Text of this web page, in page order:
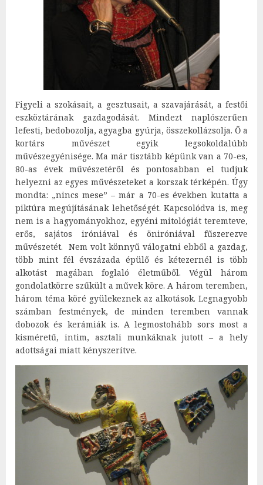
Figyeli a szokásait, a gesztusait, a szavajárását, a festői
eszköztárának gazdagodását. Mindezt naplószerűen
lefesti, bedobozolja, agyagba gyúrja, összekollázsolja. Ő a
kortárs művészet egyik legsokoldalúbb
művészegyénisége. Ma már tisztább képünk van a 70-es,
80-as évek művészetéről és pontosabban el tudjuk
helyezni az egyes művészeteket a korszak térképén. Úgy
mondta: „nincs mese” – már a 70-es években kutatta a
piktúra megújításának lehetőségét. Kapcsolódva is, meg
nem is a hagyományokhoz, egyéni mitológiát teremteve,
erős, sajátos iróniával és öniróniával fűszerezve
művészetét. Nem volt könnyű válogatni ebből a gazdag,
több mint fél évszázada épülő és kétezernél is több
alkotást magában foglaló életműből. Végül három
gondolatkörre szűkült a művek köre. A három teremben,
három téma köré gyülekeznek az alkotások. Legnagyobb
számban festmények, de minden teremben vannak
dobozok és kerámiák is. A legmostohább sors most a
kisméretű, intim, asztali munkáknak jutott – a hely
adottságai miatt kényszerítve.